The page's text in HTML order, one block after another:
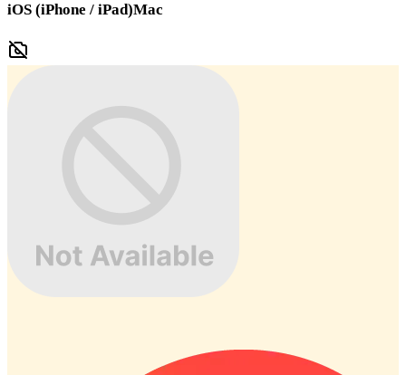
iOS (iPhone / iPad)Mac